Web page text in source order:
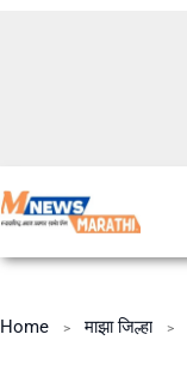
Home माझा जिल्हा